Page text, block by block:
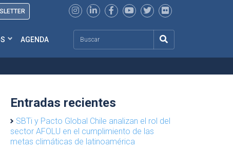
AGENDA
Entradas recientes
SBTi y Pacto Global Chile analizan el rol del
sector AFOLU en el cumplimiento de las
metas climáticas de latinoamérica